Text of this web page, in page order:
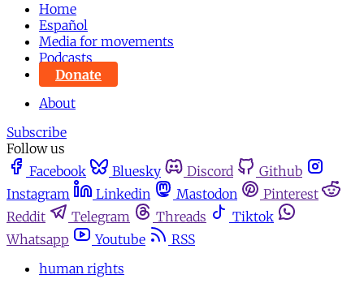
Home
Español
Media for movements
Podcasts
Donate
About
Subscribe
Follow us
Facebook
Bluesky Discord
Github
Instagram
Linkedin Mastodon
Pinterest
Reddit
Telegram Threads
Tiktok
Whatsapp
Youtube
RSS
human rights